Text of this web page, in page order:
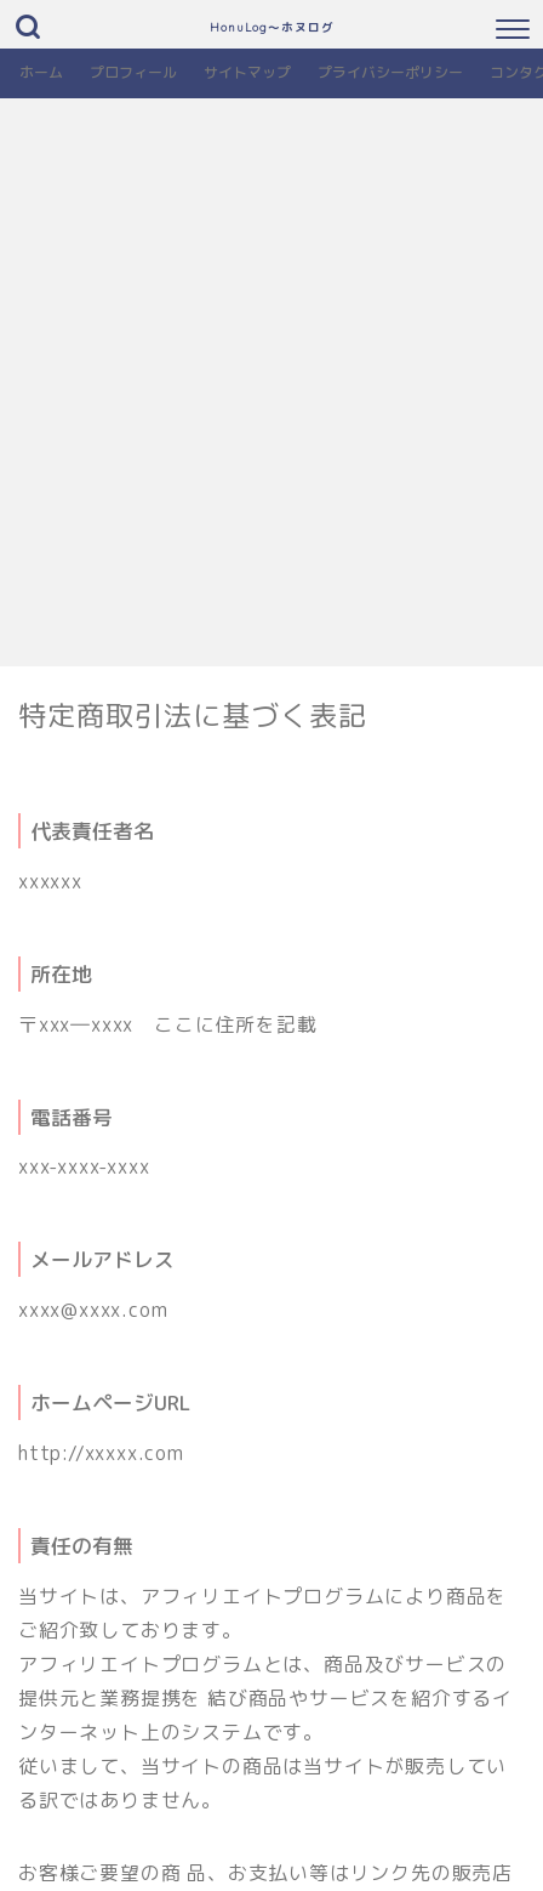
HonuLog～ホヌログ
ホーム プロフィール サイトマップ プライバシーポリシー コンタ
特定商取引法に基づく表記
代表責任者名
xxxxxx
所在地
〒xxx―xxxx ここに住所を記載
電話番号
xxx-xxxx-xxxx
メールアドレス
xxxx@xxxx.com
ホームページURL
http://xxxxx.com
責任の有無
当サイトは、アフィリエイトプログラムにより商品を
ご紹介致しております。
アフィリエイトプログラムとは、商品及びサービスの
提供元と業務提携を 結び商品やサービスを紹介するイ
ンターネット上のシステムです。
従いまして、当サイトの商品は当サイトが販売してい
る訳ではありません。
お客様ご要望の商 品、お支払い等はリンク先の販売店